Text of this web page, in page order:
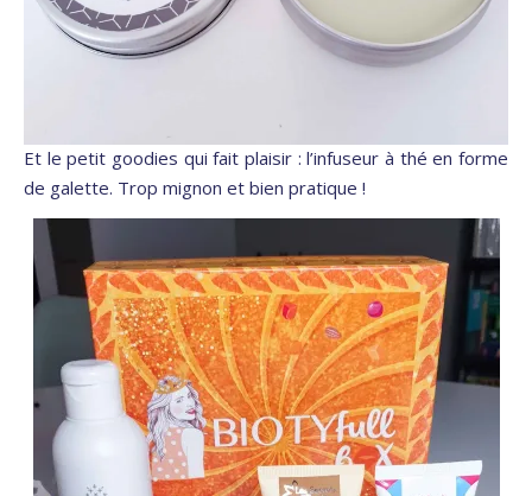
Et le petit goodies qui fait plaisir : l’infuseur à thé en forme
de galette. Trop mignon et bien pratique !